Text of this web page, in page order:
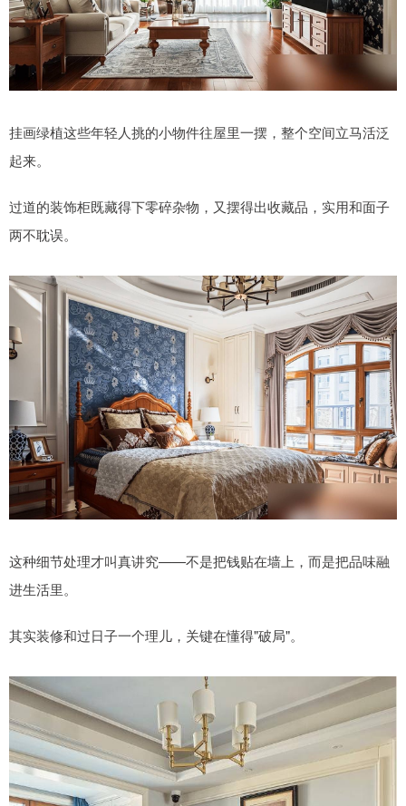
挂画绿植这些年轻人挑的小物件往屋里一摆，整个空间立马活泛
起来。
过道的装饰柜既藏得下零碎杂物，又摆得出收藏品，实用和面子
两不耽误。
这种细节处理才叫真讲究——不是把钱贴在墙上，而是把品味融
进生活里。
其实装修和过日子一个理儿，关键在懂得"破局"。